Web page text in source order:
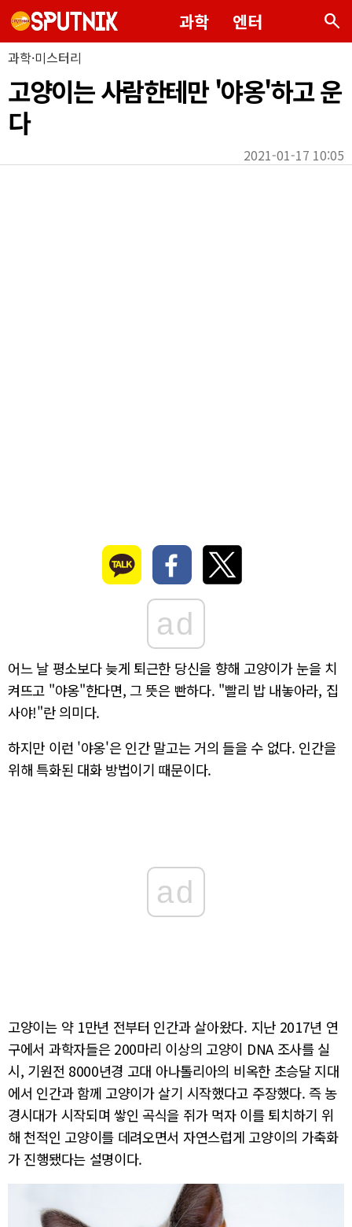
과학 엔터 search
과학·미스터리
고양이는 사람한테만 '야옹'하고 운
다
2021-01-17 10:05
ad
어느 날 평소보다 늦게 퇴근한 당신을 향해 고양이가 눈을 치
켜뜨고 "야옹"한다면, 그 뜻은 빤하다. "빨리 밥 내놓아라, 집
사야!"란 의미다.
하지만 이런 '야옹'은 인간 말고는 거의 들을 수 없다. 인간을
위해 특화된 대화 방법이기 때문이다.
ad
고양이는 약 1만년 전부터 인간과 살아왔다. 지난 2017년 연
구에서 과학자들은 200마리 이상의 고양이 DNA 조사를 실
시, 기원전 8000년경 고대 아나톨리아의 비옥한 초승달 지대
에서 인간과 함께 고양이가 살기 시작했다고 주장했다. 즉 농
경시대가 시작되며 쌓인 곡식을 쥐가 먹자 이를 퇴치하기 위
해 천적인 고양이를 데려오면서 자연스럽게 고양이의 가축화
가 진행됐다는 설명이다.